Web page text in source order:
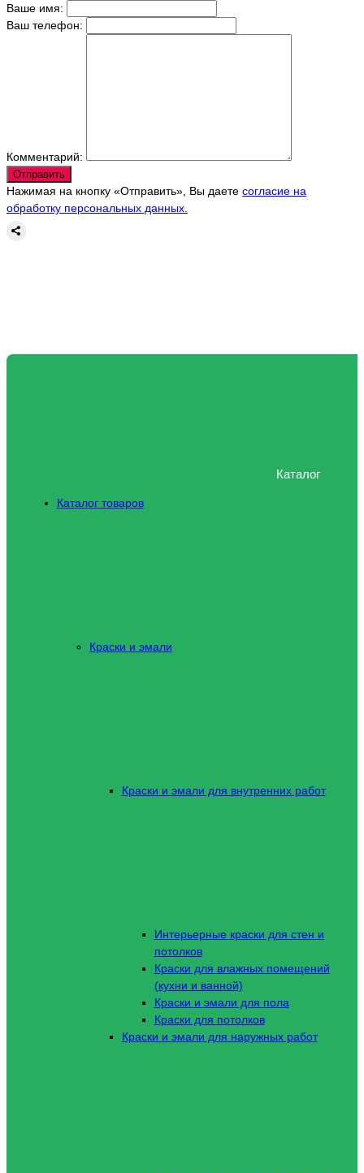
Ваше имя:
Ваш телефон:
Комментарий:
Отправить
Нажимая на кнопку «Отправить», Вы даете согласие на
обработку персональных данных.
Каталог
Каталог товаров
Краски и эмали
Краски и эмали для внутренних работ
Интерьерные краски для стен и
потолков
Краски для влажных помещений
(кухни и ванной)
Краски и эмали для пола
Краски для потолков
Краски и эмали для наружных работ